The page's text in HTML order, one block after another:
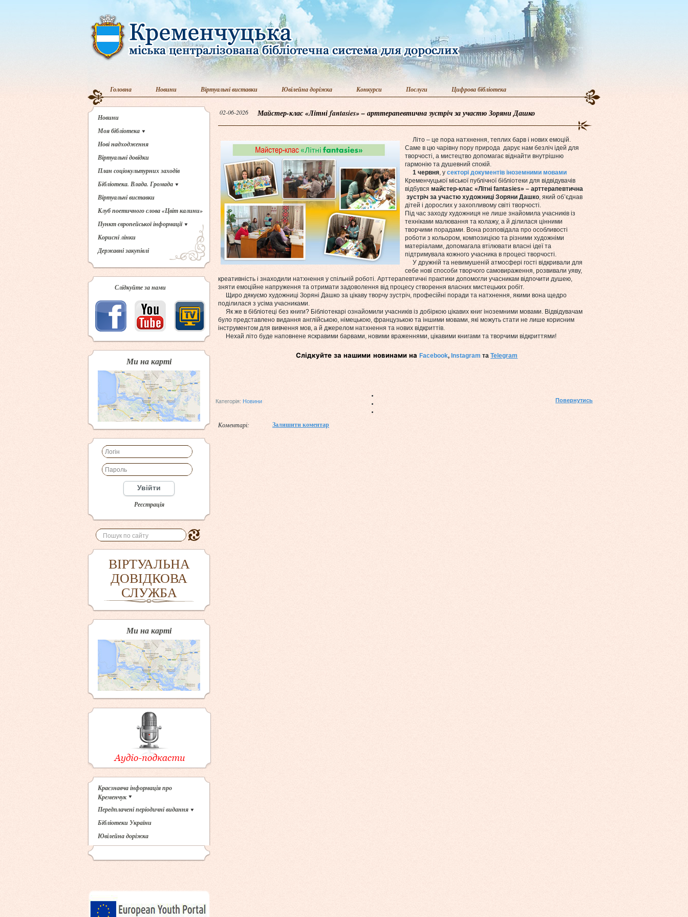
Головна Новини Віртуальні виставки Ювілейна доріжка Конкурси Послуги Цифрова бібліотека
Новини
Моя бібліотека
Нові надходження
Віртуальні довідки
План соціокультурних заходів
Бібліотека. Влада. Громада
Віртуальні виставки
Клуб поетичного слова «Цвіт калини»
Пункт європейської інформації
Корисні лінки
Державні закупівлі
Слідкуйте за нами
Ми на карті
Увійти
Реєстрація
ВІРТУАЛЬНА
ДОВІДКОВА
СЛУЖБА
Ми на карті
Краєзнавча інформація про
Кременчук
Передплачені періодичні видання
Бібліотеки України
Ювілейна доріжка
02-06-2026 Майстер-клас «Літні fantasies» – арттерапевтична зустріч за участю Зоряни Дашко
Літо – це пора натхнення, теплих барв і нових емоцій.
Саме в цю чарівну пору природа дарує нам безліч ідей для
творчості, а мистецтво допомагає віднайти внутрішню
гармонію та душевний спокій.
1 червня, у cекторі документів іноземними мовами
Кременчуцької міської публічної бібліотеки для відвідувачів
відбувся майстер-клас «Літні fantasies» – арттерапевтична
зустріч за участю художниці Зоряни Дашко, який об’єднав
дітей і дорослих у захопливому світі творчості.
Під час заходу художниця не лише знайомила учасників із
техніками малювання та колажу, а й ділилася цінними
творчими порадами. Вона розповідала про особливості
роботи з кольором, композицією та різними художніми
матеріалами, допомагала втілювати власні ідеї та
підтримувала кожного учасника в процесі творчості.
У дружній та невимушеній атмосфері гості відкривали для
себе нові способи творчого самовираження, розвивали уяву,
креативність і знаходили натхнення у спільній роботі. Арттерапевтичні практики допомогли учасникам відпочити душею,
зняти емоційне напруження та отримати задоволення від процесу створення власних мистецьких робіт.
Щиро дякуємо художниці Зоряні Дашко за цікаву творчу зустріч, професійні поради та натхнення, якими вона щедро
поділилася з усіма учасниками.
Як же в бібліотеці без книги? Бібліотекарі ознайомили учасників із добіркою цікавих книг іноземними мовами. Відвідувачам
було представлено видання англійською, німецькою, французькою та іншими мовами, які можуть стати не лише корисним
інструментом для вивчення мов, а й джерелом натхнення та нових відкриттів.
Нехай літо буде наповнене яскравими барвами, новими враженнями, цікавими книгами та творчими відкриттями!
Слідкуйте за нашими новинами наFacebook, Instagram та Telegram
Повернутись
Категорія: Новини
Коментарі: Залишити коментар